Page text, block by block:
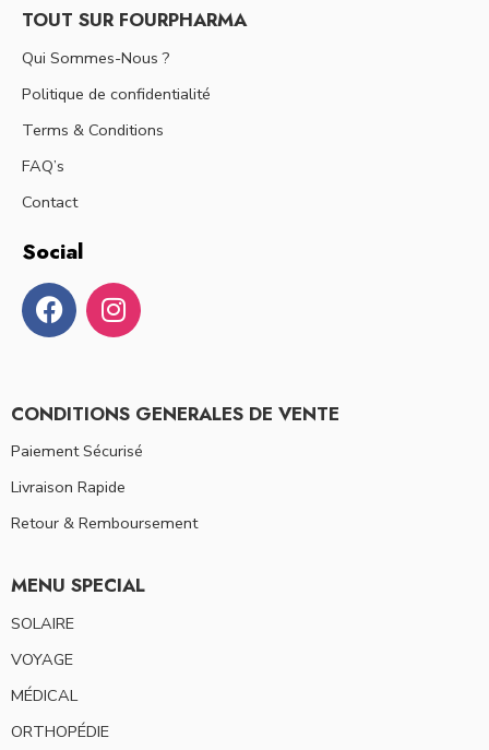
TOUT SUR FOURPHARMA
Qui Sommes-Nous ?
Politique de confidentialité
Terms & Conditions
FAQ’s
Contact
Social
CONDITIONS GENERALES DE VENTE
Paiement Sécurisé
Livraison Rapide
Retour & Remboursement
MENU SPECIAL
SOLAIRE
VOYAGE
MÉDICAL
ORTHOPÉDIE